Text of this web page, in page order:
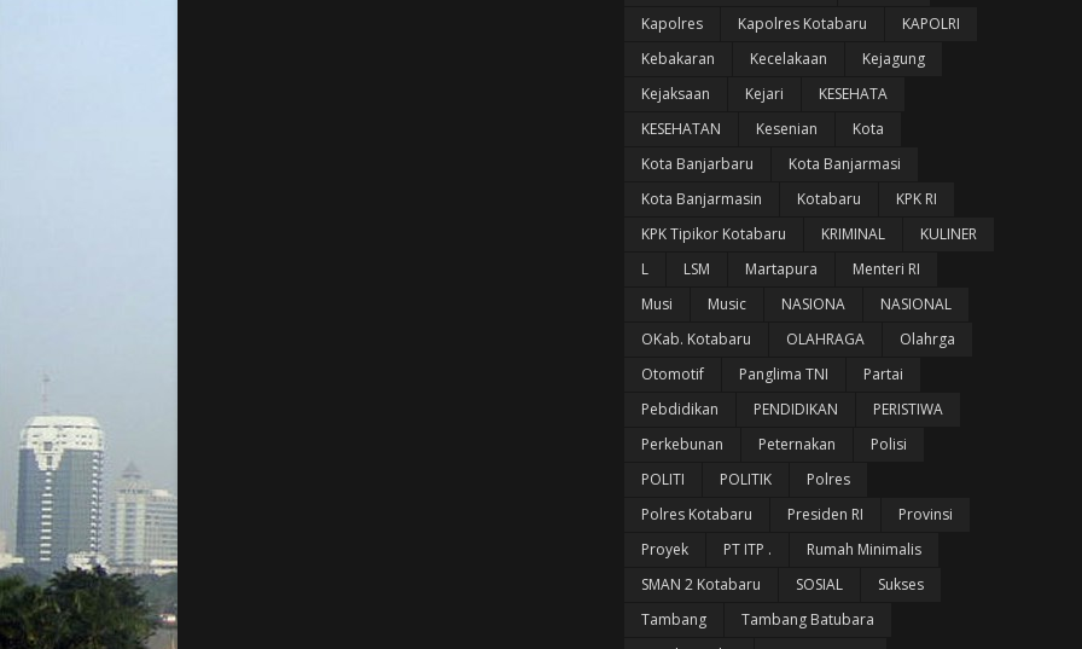
Kapolres
Kapolres Kotabaru
KAPOLRI
Kebakaran
Kecelakaan
Kejagung
Kejaksaan
Kejari
KESEHATA
KESEHATAN
Kesenian
Kota
Kota Banjarbaru
Kota Banjarmasi
Kota Banjarmasin
Kotabaru
KPK RI
KPK Tipikor Kotabaru
KRIMINAL
KULINER
L
LSM Martapura
Menteri RI
Musi
Music NASIONA
NASIONAL
OKab. Kotabaru
OLAHRAGA
Olahrga
Otomotif
Panglima TNI
Partai
Pebdidikan
PENDIDIKAN
PERISTIWA
Perkebunan
Peternakan
Polisi
POLITI
POLITIK
Polres
Polres Kotabaru
Presiden RI
Provinsi
Proyek
PT ITP .
Rumah Minimalis
SMAN 2 Kotabaru
SOSIAL
Sukses
Tambang
Tambang Batubara